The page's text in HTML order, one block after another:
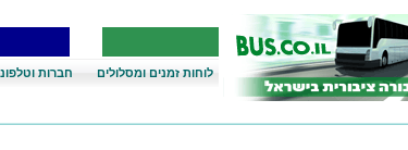
לוחות זמנים ומסלולים חברות